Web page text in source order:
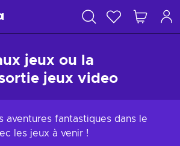
jeux ou la
jeux video
aventures fantastiques dans le
les jeux à venir !